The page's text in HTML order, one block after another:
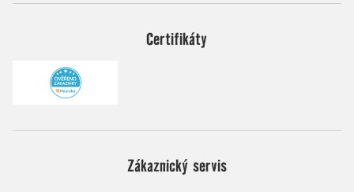
Certifikáty
Zákaznický servis